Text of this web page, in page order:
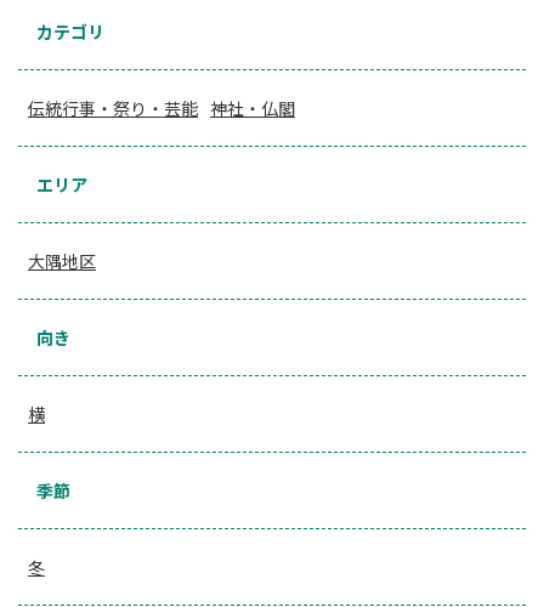
カテゴリ
伝統行事・祭り・芸能 神社・仏閣
エリア
大隅地区
向き
横
季節
冬